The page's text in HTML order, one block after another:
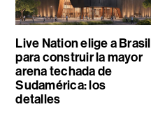
Live Nation elige a Brasil
para construir la mayor
arena techada de
Sudamérica: los
detalles